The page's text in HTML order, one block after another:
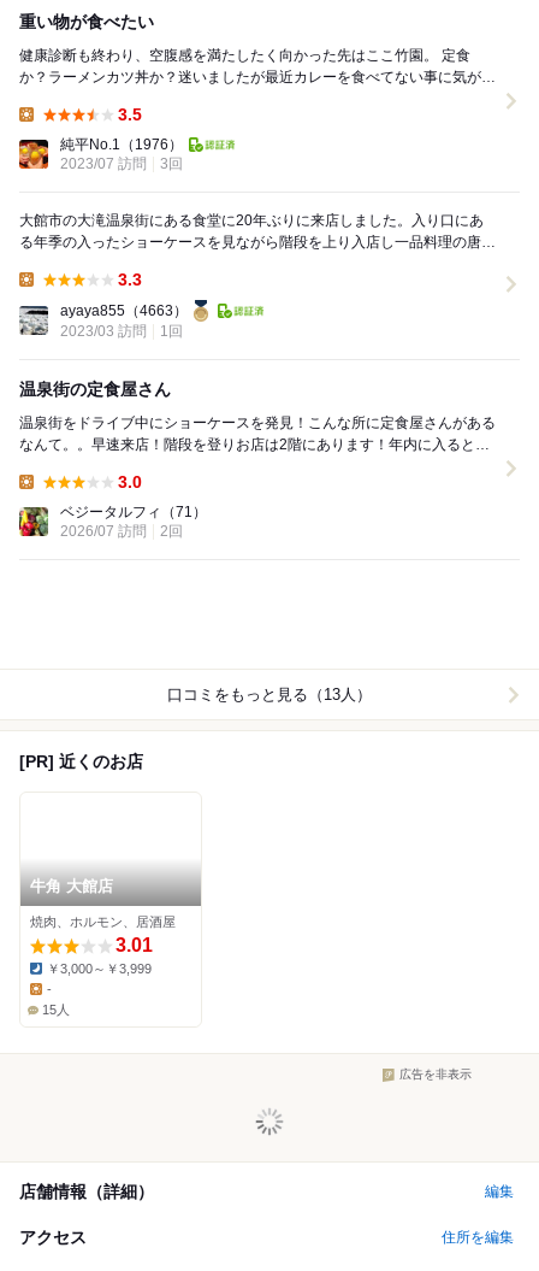
重い物が食べたい
健康診断も終わり、空腹感を満たしたく向かった先はここ竹園。 定食
か？ラーメンカツ丼か？迷いましたが最近カレーを食べてない事に気がつ
3.5
純平No.1 （1976）
2023/07 訪問
3回
大館市の大滝温泉街にある食堂に20年ぶりに来店しました。入り口にあ
る年季の入ったショーケースを見ながら階段を上り入店し一品料理の唐揚
3.3
ayaya855 （4663）
2023/03 訪問
1回
温泉街の定食屋さん
温泉街をドライブ中にショーケースを発見！こんな所に定食屋さんがある
なんて。。早速来店！階段を登りお店は2階にあります！年内に入ると大
3.0
ベジータルフィ
（71）
2026/07 訪問
2回
口コミをもっと見る（13人）
[PR] 近くのお店
牛角 大館店
焼肉、ホルモン、居酒屋
3.01
Dinner:
￥3,000～￥3,999
Lunch:
-
15人
広告を非表示
店舗情報（詳細） 編集
アクセス 住所を編集